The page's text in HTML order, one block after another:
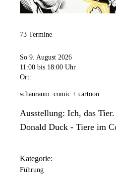
73 Termine
So 9. August 2026
11:00 bis 18:00 Uhr
Ort:
schauraum: comic + cartoon
Ausstellung: Ich, das
Donald Duck - Tiere im
Kategorie:
Führung